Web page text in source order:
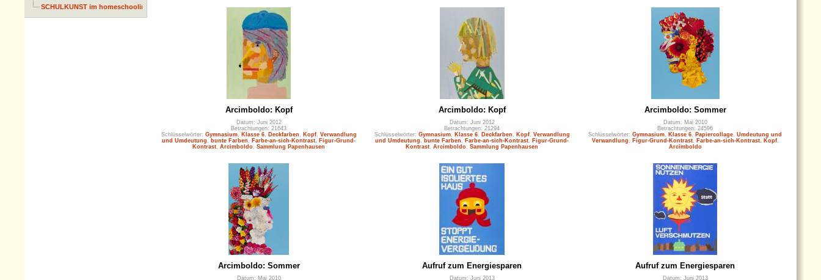
SCHULKUNST im homeschooling
Arcimboldo: Kopf
Datum: Juni 2012
Betrachtungen: 21643
Schlüsselwörter: Gymnasium, Klasse 6, Deckfarben Kopf, Verwandlung
und Umdeutung
bunte Farben Farbe-an-sich-Kontrast
Figur-Grund-
Kontrast Arcimboldo Sammlung Papenhausen
Arcimboldo: Kopf
Datum: Juni 2012
Betrachtungen: 21294
Schlüsselwörter: Gymnasium, Klasse 6, Deckfarben Kopf, Verwandlung
und Umdeutung
bunte Farben Farbe-an-sich-Kontrast
Figur-Grund-
Kontrast Arcimboldo Sammlung Papenhausen
Arcimboldo: Sommer
Datum: Mai 2010
Betrachtungen: 24596
Schlüsselwörter: Gymnasium Klasse 6 Papiercollage Umdeutung und
Verwandlung
Figur-Grund-Kontrast, Farbe-an-sich-Kontrast, Kopf,
Arcimboldo
Arcimboldo: Sommer
Datum: Mai 2010
Aufruf zum Energiesparen
Datum: Juni 2013
Aufruf zum Energiesparen
Datum: Juni 2013